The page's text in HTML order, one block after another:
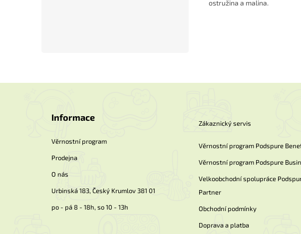
ostružina a malina.
Informace
Věrnostní program
Prodejna
O nás
Urbinská 183, Český Krumlov 381 01
po - pá 8 - 18h, so 10 - 13h
Zákaznický servis
Věrnostní program Podspure
Věrnostní program Podspure
Velkoobchodní spolupráce
Partner
Obchodní podmínky
Doprava a platba